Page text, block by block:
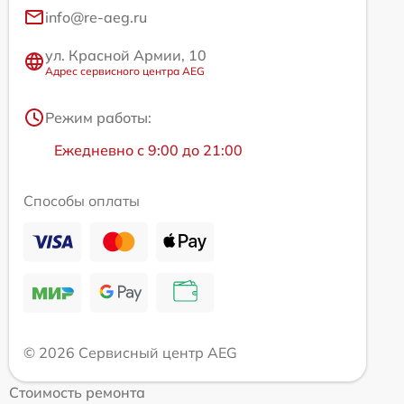
info@re-aeg.ru
ул. Красной Армии, 10
Адрес сервисного центра AEG
Режим работы:
Ежедневно с 9:00 до 21:00
Способы оплаты
© 2026 Сервисный центр AEG
Стоимость ремонта